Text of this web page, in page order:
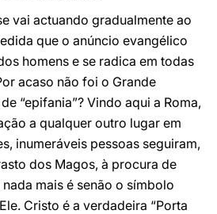
vai actuando gradualmente ao
que o anúncio evangélico
homens e se radica em todas
acaso não foi o Grande
“epifania”? Vindo aqui a Roma,
a qualquer outro lugar em
inumeráveis pessoas seguiram,
dos Magos, à procura de
mais é senão o símbolo
Cristo é a verdadeira “Porta